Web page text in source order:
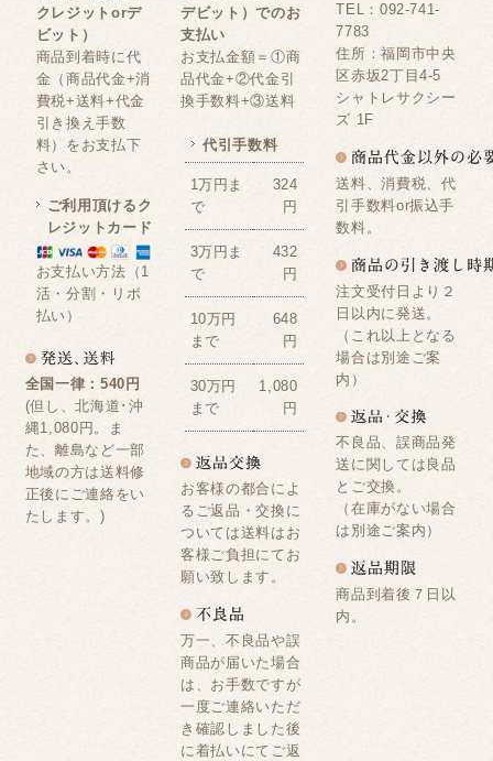
クレジットorデ
ビット）
商品到着時に代
金（商品代金+消
費税+送料+代金
引き換え手数
料）をお支払下
さい。
ご利用頂けるク
レジットカード
お支払い方法（1
活・分割・リボ
払い）
全国一律：540円
(但し、北海道･沖
縄1,080円。ま
た、離島など一部
地域の方は送料修
正後にご連絡をい
たします。)
デビット）でのお
支払い
お支払金額＝①商
品代金+②代金引
換手数料+③送料
代引手数料
1万円ま
で
324
円
3万円ま
で
432
円
10万円
まで
648
円
30万円
まで
1,080
円
お客様の都合によ
るご返品・交換に
ついては送料はお
客様ご負担にてお
願い致します。
万一、不良品や誤
商品が届いた場合
は、お手数ですが
一度ご連絡いただ
き確認しました後
に着払いにてご返
TEL：092-741-
7783
住所：福岡市中央
区赤坂2丁目4-5
シャトレサクシー
ズ 1F
送料、消費税、代
引手数料or振込手
数料。
注文受付日より２
日以内に発送。
（これ以上となる
場合は別途ご案
内）
不良品、誤商品発
送に関しては良品
とご交換。
（在庫がない場合
は別途ご案内）
商品到着後７日以
内。